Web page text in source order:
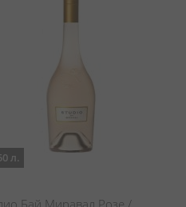
л.
Бай Миравал Розе /